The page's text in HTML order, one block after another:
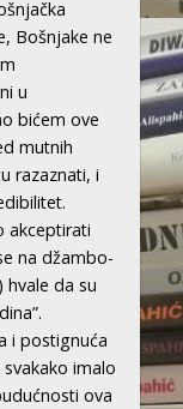
Bošnjake ne
u
bićem ove
mutnih
razaznati, i
akceptirati
na džambo-
hvale da su
i postignuća
imalo
ova